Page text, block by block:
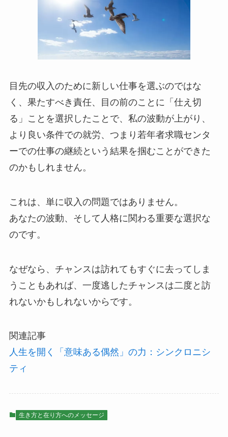
目先の収入のために新しい仕事を選ぶのではな
く、果たすべき責任、目の前のことに「仕え切
る」ことを選択したことで、私の波動が上がり、
より良い条件での就労、つまり若年者求職センタ
ーでの仕事の継続という結果を掴むことができた
のかもしれません。
これは、単に収入の問題ではありません。
あなたの波動、そして人格に関わる重要な選択な
のです。
なぜなら、チャンスは訪れてもすぐに去ってしま
うこともあれば、一度逃したチャンスは二度と訪
れないかもしれないからです。
関連記事
人生を開く「意味ある偶然」の力：シンクロニシ
ティ
生き方と在り方へのメッセージ